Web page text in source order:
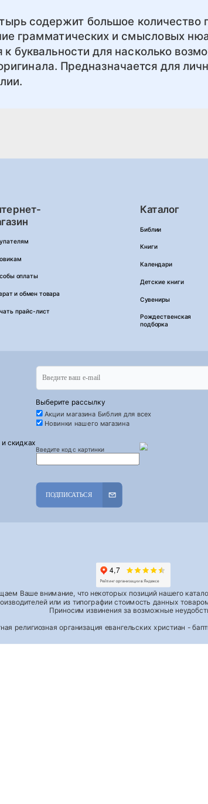
содержит большое количество
грамматических и смысловых
буквальности для насколько
Предназначается для
оплаты
и обмен товара
прайс-лист
Каталог
Библии
Книги
Календари
Детские книги
Сувениры
Рождественская
подборка
скидках
Выберите рассылку
Акции магазина Библия для всех
Новинки нашего магазина
Введите код с картинки
ПОДПИСАТЬСЯ
Ваше внимание, что некоторых позиций нашего
или из типографии стоимость данных
Приносим извинения за возможные
религиозная организация евангельских христиан -